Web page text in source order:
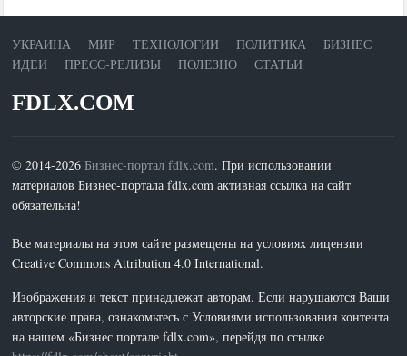
УКРАИНА МИР ТЕХНОЛОГИИ ПОЛИТИКА
БИЗНЕС
ИДЕИ
ПРЕСС-РЕЛИЗЫ ПОЛЕЗНО СТАТЬИ
FDLX.COM
© 2014-2026Бизнес-портал fdlx.com. При использовании
материалов Бизнес-портала fdlx.com активная ссылка на сайт
обязательна!
Все материалы на этом сайте размещены на условиях лицензии
Creative Commons Attribution 4.0 International.
Изображения и текст принадлежат авторам. Если нарушаются Ваши
авторские права, ознакомьтесь с Условиями использования контента
на нашем «Бизнес портале fdlx.com», перейдя по ссылке